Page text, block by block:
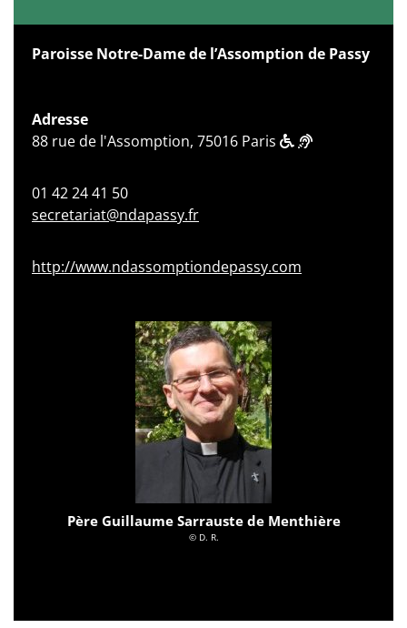
Paroisse Notre-Dame de l’Assomption de Passy
Adresse
88 rue de l'Assomption, 75016 Paris
01 42 24 41 50
secretariat@ndapassy.fr
http://www.ndassomptiondepassy.com
Père Guillaume Sarrauste de Menthière
© D. R.